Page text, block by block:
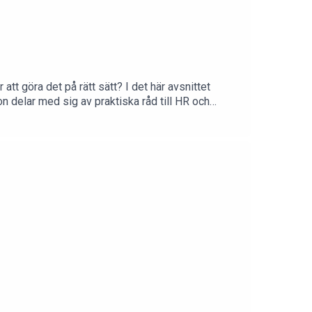
att göra det på rätt sätt? I det här avsnittet
delar med sig av praktiska råd till HR och
svåra samtal, red flags och varför
HR-arbetet här och nu. Ett avsnitt som
inom HR-området. Nya avsnitt släpps varje